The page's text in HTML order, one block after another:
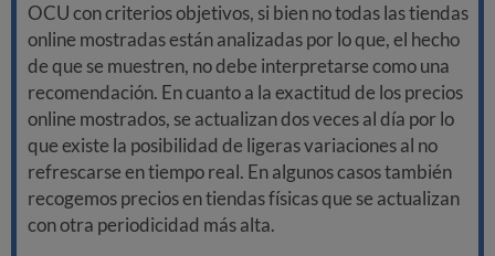
OCU con criterios objetivos, si bien no todas las tiendas
online mostradas están analizadas por lo que, el hecho
de que se muestren, no debe interpretarse como una
recomendación. En cuanto a la exactitud de los precios
online mostrados, se actualizan dos veces al día por lo
que existe la posibilidad de ligeras variaciones al no
refrescarse en tiempo real. En algunos casos también
recogemos precios en tiendas físicas que se actualizan
con otra periodicidad más alta.